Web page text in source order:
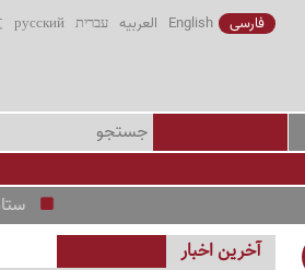
فارسی English العربیه עברית русский
ستادکل
آخرین اخبار